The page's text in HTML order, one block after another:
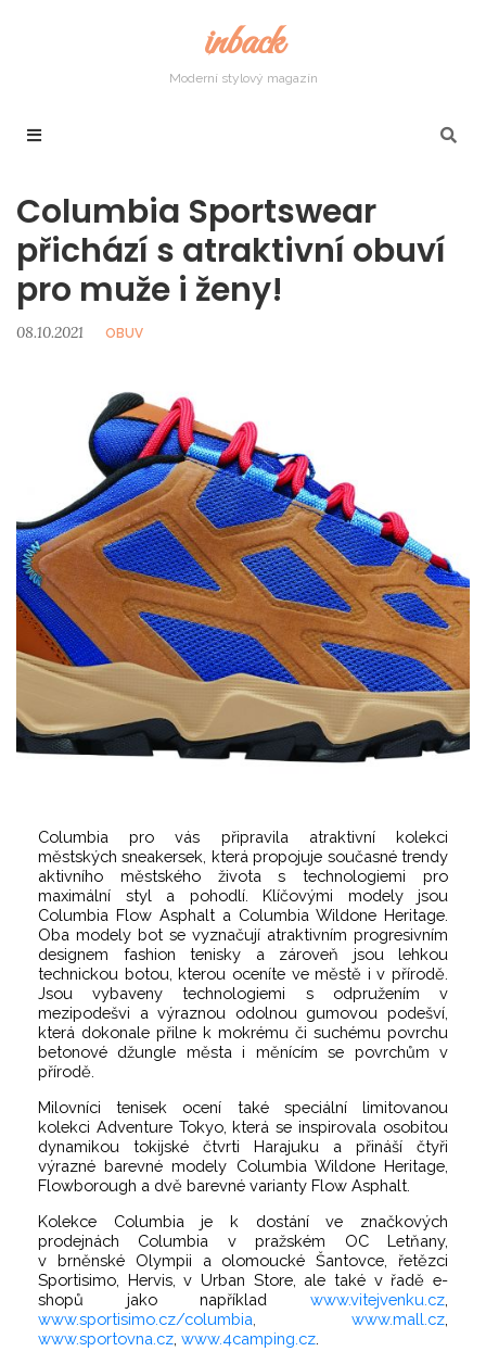
inback
Moderní stylový magazín
Columbia Sportswear
přichází s atraktivní obuví
pro muže i ženy!
08.10.2021 OBUV
Columbia pro vás připravila atraktivní kolekci
městských sneakersek, která propojuje současné trendy
aktivního městského života s technologiemi pro
maximální styl a pohodlí. Klíčovými modely jsou
Columbia Flow Asphalt a Columbia Wildone Heritage.
Oba modely bot se vyznačují atraktivním progresivním
designem fashion tenisky a zároveň jsou lehkou
technickou botou, kterou oceníte ve městě i v přírodě.
Jsou vybaveny technologiemi s odpružením v
mezipodešvi a výraznou odolnou gumovou podešví,
která dokonale přilne k mokrému či suchému povrchu
betonové džungle města i měnícím se povrchům v
přírodě.
Milovníci tenisek ocení také speciální limitovanou
kolekci Adventure Tokyo, která se inspirovala osobitou
dynamikou tokijské čtvrti Harajuku a přináší čtyři
výrazné barevné modely Columbia Wildone Heritage,
Flowborough a dvě barevné varianty Flow Asphalt.
Kolekce Columbia je k dostání
ve značkových
prodejnách Columbia v pražském OC Letňany,
v brněnské Olympii a olomoucké Šantovce, řetězci
Sportisimo, Hervis, v Urban Store, ale také v řadě e-
shopů jako například www.vitejvenku.cz
www.sportisimo.cz/columbia
www.mall.cz
www.sportovna.cz www.4camping.cz